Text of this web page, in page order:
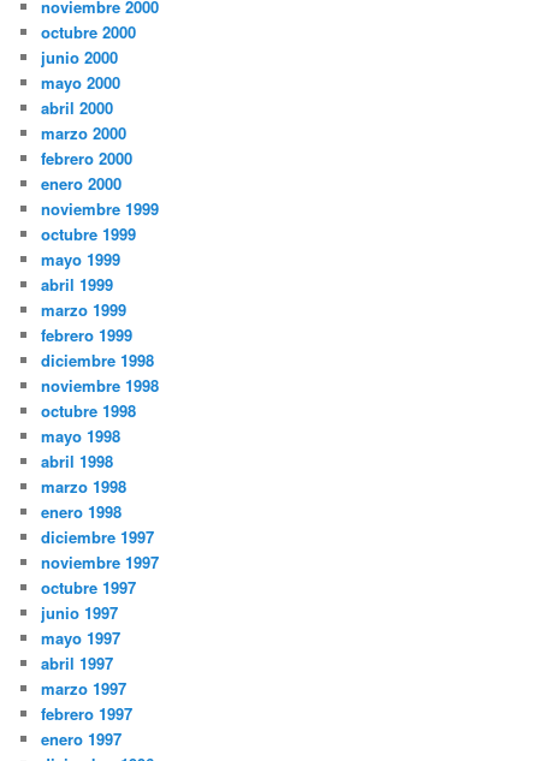
noviembre 2000
octubre 2000
junio 2000
mayo 2000
abril 2000
marzo 2000
febrero 2000
enero 2000
noviembre 1999
octubre 1999
mayo 1999
abril 1999
marzo 1999
febrero 1999
diciembre 1998
noviembre 1998
octubre 1998
mayo 1998
abril 1998
marzo 1998
enero 1998
diciembre 1997
noviembre 1997
octubre 1997
junio 1997
mayo 1997
abril 1997
marzo 1997
febrero 1997
enero 1997